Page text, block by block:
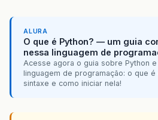
ALURA
O que é Python? — um guia
nessa linguagem de
Acesse agora o guia sobre Python
linguagem de programação: o que
sintaxe e como iniciar nela!